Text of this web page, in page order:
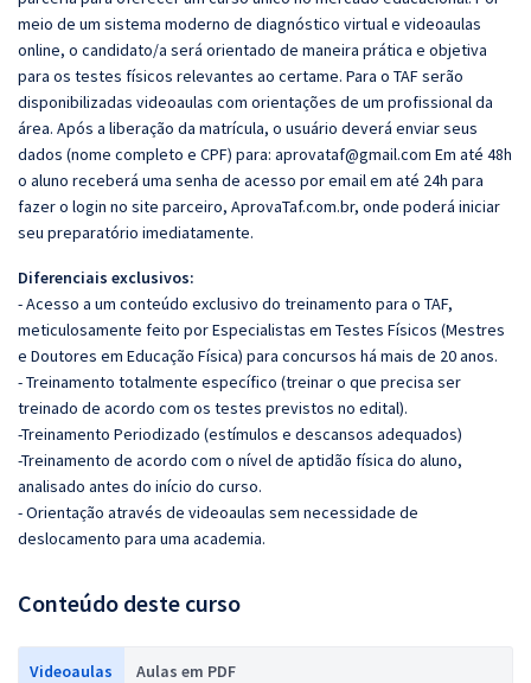
meio de um sistema moderno de diagnóstico virtual e videoaulas
online, o candidato/a será orientado de maneira prática e objetiva
para os testes físicos relevantes ao certame. Para o TAF serão
disponibilizadas videoaulas com orientações de um profissional da
área. Após a liberação da matrícula, o usuário deverá enviar seus
dados (nome completo e CPF) para: aprovataf@gmail.com Em até 48h
o aluno receberá uma senha de acesso por email em até 24h para
fazer o login no site parceiro, AprovaTaf.com.br, onde poderá iniciar
seu preparatório imediatamente.
Diferenciais exclusivos:
- Acesso a um conteúdo exclusivo do treinamento para o TAF,
meticulosamente feito por Especialistas em Testes Físicos (Mestres
e Doutores em Educação Física) para concursos há mais de 20 anos.
- Treinamento totalmente específico (treinar o que precisa ser
treinado de acordo com os testes previstos no edital).
-Treinamento Periodizado (estímulos e descansos adequados)
-Treinamento de acordo com o nível de aptidão física do aluno,
analisado antes do início do curso.
- Orientação através de videoaulas sem necessidade de
deslocamento para uma academia.
Conteúdo deste curso
Videoaulas Aulas em PDF